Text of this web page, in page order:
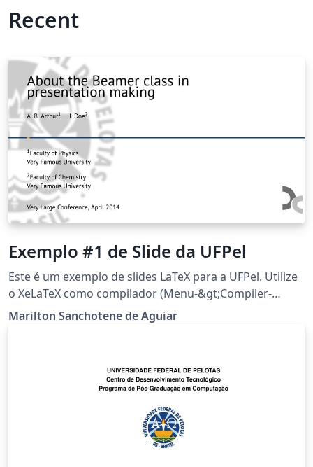
Recent
Exemplo #1 de Slide da UFPel
Este é um exemplo de slides LaTeX para a UFPel. Utilize
o XeLaTeX como compilador (Menu-&gt;Compiler-
&gt;XeLaTeX).
Marilton Sanchotene de Aguiar